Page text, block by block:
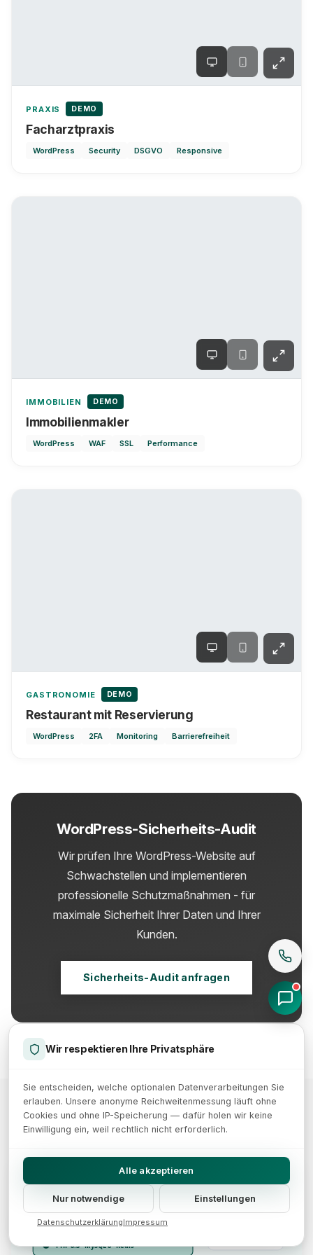
PRAXIS DEMO
Facharztpraxis
WordPress Security DSGVO Responsive
IMMOBILIEN DEMO
Immobilienmakler
WordPress WAF SSL Performance
GASTRONOMIE DEMO
Restaurant mit Reservierung
WordPress 2FA Monitoring Barrierefreiheit
WordPress-Sicherheits-Audit
Wir prüfen Ihre WordPress-Website auf
Schwachstellen und implementieren
professionelle Schutzmaßnahmen - für
maximale Sicherheit Ihrer Daten und Ihrer
Kunden.
Sicherheits-Audit anfragen
Weitere Artikel
Managed Hosting – Server-Architektur
CDN & Load Balancing
WAF & DDoS-Schutz
PHP 8.3 · MySQL 8 · Redis
99.9%
Wir respektieren Ihre Privatsphäre
Sie entscheiden, welche optionalen Datenverarbeitungen Sie
erlauben. Unsere anonyme Reichweitenmessung läuft ohne
Cookies und ohne IP-Speicherung — dafür holen wir keine
Einwilligung ein, weil rechtlich nicht erforderlich.
Alle akzeptieren
Nur notwendige Einstellungen
DatenschutzerklärungImpressum